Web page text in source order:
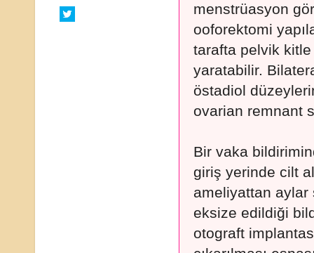
menstrüasyon
ooforektomi
tarafta pelvik kitle
yaratabilir.
östadiol
ovarian remnant
Bir vaka
giriş yerinde cilt
ameliyattan aylar
eksize edildiği
otograft